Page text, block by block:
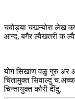
चबोड्या चखन्योरा लेख
आन्द, बगैर ल्वैखतरी क
योग सिखाण वळु गुरु अर
चिंतामुक्त सिवाल्दु
चिन्तायुक्त कौरी दींदु.